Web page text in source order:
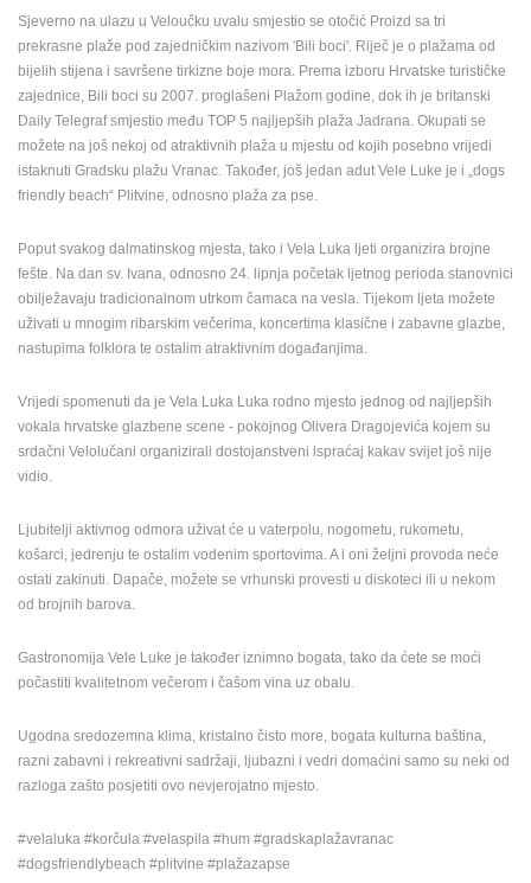
TERMS OF
USE
PRIVACY
POLICY
BANERI
HRVATSKI
ENGLISH
Sjeverno na ulazu u Veloučku uvalu smjestio se otočić Proizd sa tri
prekrasne plaže pod zajedničkim nazivom 'Bili boci'. Riječ je o plažama od
bijelih stijena i savršene tirkizne boje mora. Prema izboru Hrvatske turističke
zajednice, Bili boci su 2007. proglašeni Plažom godine, dok ih je britanski
Daily Telegraf smjestio među TOP 5 najljepših plaža Jadrana. Okupati se
možete na još nekoj od atraktivnih plaža u mjestu od kojih posebno vrijedi
istaknuti Gradsku plažu Vranac. Također, još jedan adut Vele Luke je i „dogs
friendly beach“ Plitvine, odnosno plaža za pse.
Poput svakog dalmatinskog mjesta, tako i Vela Luka ljeti organizira brojne
fešte. Na dan sv. Ivana, odnosno 24. lipnja početak ljetnog perioda stanovnici
obilježavaju tradicionalnom utrkom čamaca na vesla. Tijekom ljeta možete
uživati u mnogim ribarskim večerima, koncertima klasične i zabavne glazbe,
nastupima folklora te ostalim atraktivnim događanjima.
Vrijedi spomenuti da je Vela Luka Luka rodno mjesto jednog od najljepših
vokala hrvatske glazbene scene - pokojnog Olivera Dragojevića kojem su
srdačni Velolučani organizirali dostojanstveni ispraćaj kakav svijet još nije
vidio.
Ljubitelji aktivnog odmora uživat će u vaterpolu, nogometu, rukometu,
košarci, jedrenju te ostalim vodenim sportovima. A i oni željni provoda neće
ostati zakinuti. Dapače, možete se vrhunski provesti u diskoteci ili u nekom
od brojnih barova.
Gastronomija Vele Luke je također iznimno bogata, tako da ćete se moći
počastiti kvalitetnom večerom i čašom vina uz obalu.
Ugodna sredozemna klima, kristalno čisto more, bogata kulturna baština,
razni zabavni i rekreativni sadržaji, ljubazni i vedri domaćini samo su neki od
razloga zašto posjetiti ovo nevjerojatno mjesto.
#velaluka #korčula #velaspila #hum #gradskaplažavranac
#dogsfriendlybeach #plitvine #plažazapse